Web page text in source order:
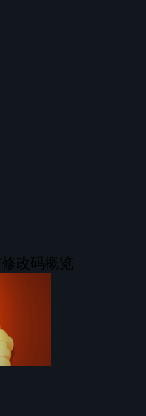
改码概览